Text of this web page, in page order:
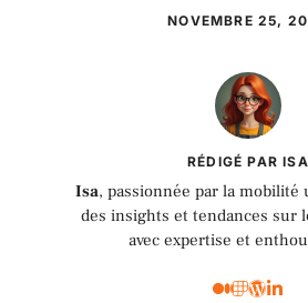
NOVEMBRE 25,
RÉDIGÉ PAR ISA
Isa, passionnée par la mobilité
des insights et tendances sur
avec expertise et